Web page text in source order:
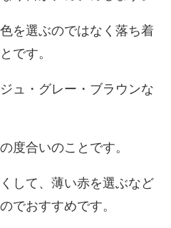
を選ぶのではなく落ち着
です。
ュ・グレー・ブラウンな
度合いのことです。
して、薄い赤を選ぶなど
でおすすめです。